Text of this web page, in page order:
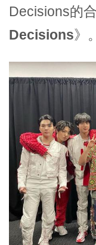
Decisions的
Decisions》 。